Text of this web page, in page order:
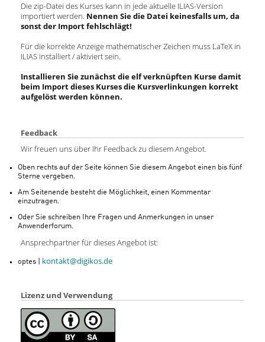
Die zip-Datei des Kurses kann in jede aktuelle ILIAS-Version
importiert werden. Nennen Sie die Datei keinesfalls um, da
sonst der Import fehlschlägt!
Für die korrekte Anzeige mathematischer Zeichen muss LaTeX in
ILIAS installiert / aktiviert sein.
Installieren Sie zunächst die elf verknüpften Kursedamit
beim Import dieses Kurses die Kursverlinkungen korrekt
aufgelöst werden können.
Feedback
Wir freuen uns über Ihr Feedback zu diesem Angebot.
Oben rechts auf der Seite können Sie diesem Angebot einen bis fünf
Sterne vergeben.
Am Seitenende besteht die Möglichkeit, einen Kommentar
einzutragen.
Oder Sie schreiben Ihre Fragen und Anmerkungen in unser
Anwenderforum.
Ansprechpartner für dieses Angebot ist:
optes | kontakt@digikos.de
Lizenz und Verwendung